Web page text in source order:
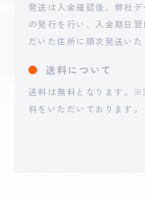
**21kkkkkkkkkk
**n1234
発送は入金確認後、弊社
の発行を行い、入金期日
だいた住所に順次発送いた
送料について
送料は無料となります。※
料をいただいております。